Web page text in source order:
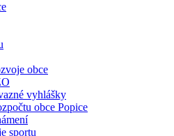
obce
vyhlášky
obce Popice
sportu